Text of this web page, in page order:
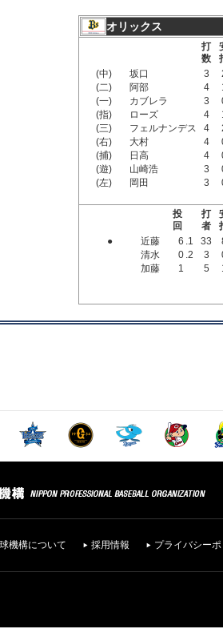
オリックス
打
数
(中)
坂口 3
(二)
阿部 4
(一)
カブレラ 3
(指)
ローズ 4
(三)
フェルナンデス 4
(右)
大村 4
(捕)
日高 4
(遊)
山崎浩 3
(左)
岡田 3
投
回
打
者
●
近藤 6 .1 33
清水
0 .2 3
加藤
1 5
機構について 採用情報 プライバシー